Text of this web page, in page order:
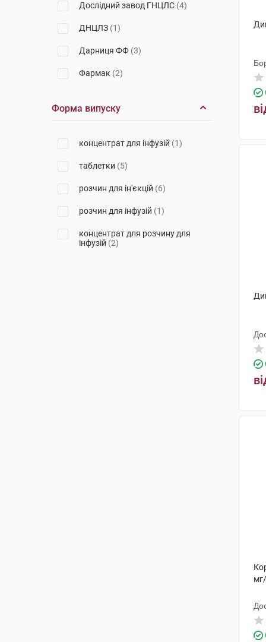
Дослідний завод ГНЦЛС (4)
ДНЦЛЗ (1)
Дарниця ФФ (3)
Фармак (2)
Форма випуску
концентрат для інфузій (1)
таблетки (5)
розчин для ін'єкцій (6)
розчин для інфузій (1)
концентрат для розчину для
інфузій (2)